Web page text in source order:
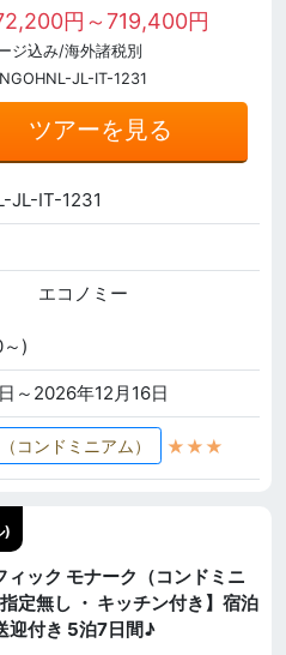
円～719,400円
ジ込み/海外諸税別
JL-IT-1231
ツアーを見る
JL-IT-1231
エコノミー
)
～2026年12月16日
コンドミニアム） ★★★
)
ック モナーク（コンドミニ
定無し ・ キッチン付き】宿泊
迎付き 5泊7日間♪